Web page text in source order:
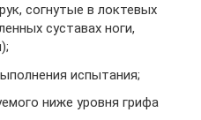
согнутые в локтевых
суставах ноги,
испытания;
ниже уровня грифа